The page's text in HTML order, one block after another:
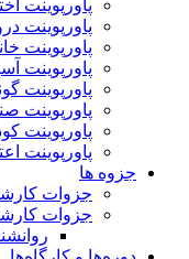
پاورپوینت
پاورپوینت
پاورپوینت
پاورپوینت
پاورپوینت
پاورپوینت
پاورپوینت
پاورپوینت
جزوه ها
جزوات
جزوات